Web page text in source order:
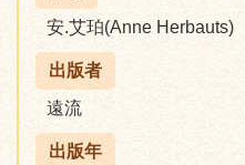
安.艾珀(Anne Herbauts)
出版者
遠流
出版年